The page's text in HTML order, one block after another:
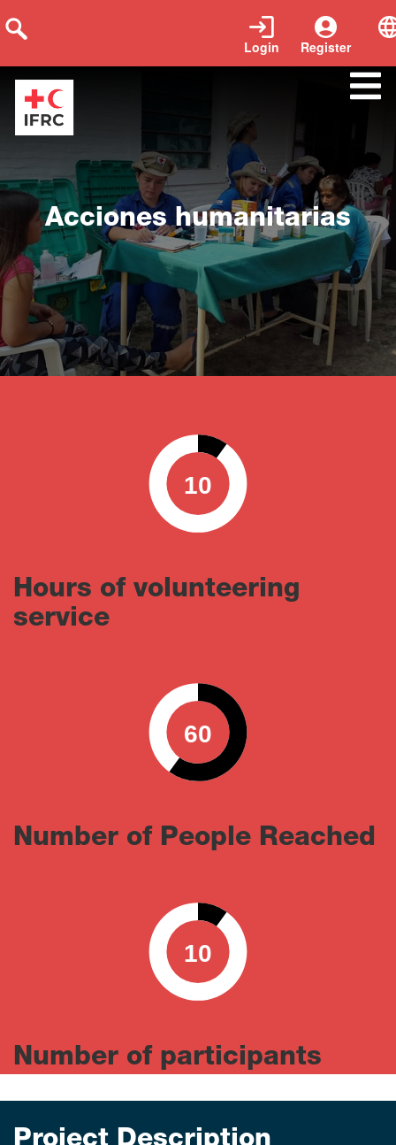
Register
Login
Acciones humanitarias
10
0 100
Hours of volunteering
service
60
0 100
Number of People Reached
10
0 100
Number of participants